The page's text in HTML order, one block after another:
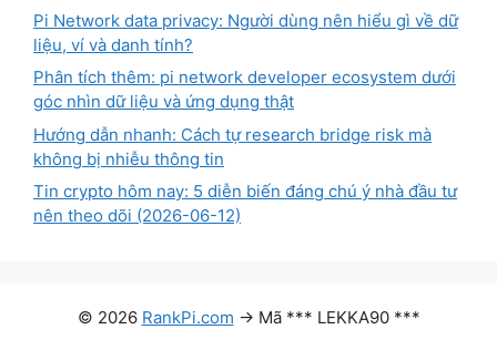
Pi Network data privacy: Người dùng nên hiểu gì về dữ
liệu, ví và danh tính?
Phân tích thêm: pi network developer ecosystem dưới
góc nhìn dữ liệu và ứng dụng thật
Hướng dẫn nhanh: Cách tự research bridge risk mà
không bị nhiễu thông tin
Tin crypto hôm nay: 5 diễn biến đáng chú ý nhà đầu tư
nên theo dõi (2026-06-12)
© 2026 RankPi.com → Mã *** LEKKA90 ***